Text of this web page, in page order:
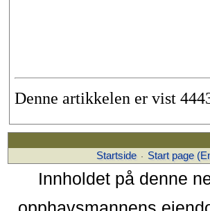
Denne artikkelen er vist
Startside · Start page
Innholdet på denne